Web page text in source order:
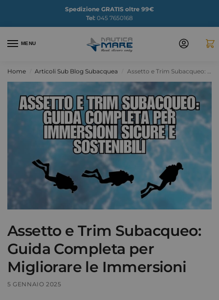
Spedizione GRATIS oltre 99€
Tel: 045 7650168
MENU
Home Articoli Sub Blog Subacquea Assetto e Trim Subacqueo: Guida Completa per Migliorare le Immersioni
Assetto e Trim Subacqueo:
Guida Completa per
Migliorare le Immersioni
5 GENNAIO 2025